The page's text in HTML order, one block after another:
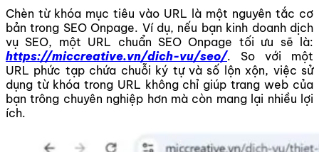
Chèn từ khóa mục tiêu vào URL là một nguyên tắc cơ
bản trong SEO Onpage. Ví dụ, nếu bạn kinh doanh dịch
vụ SEO, một URL chuẩn SEO Onpage tối ưu sẽ là:
https://miccreative.vn/dich-vu/seo/. So với một
URL phức tạp chứa chuỗi ký tự và số lộn xộn, việc sử
dụng từ khóa trong URL không chỉ giúp trang web của
bạn trông chuyên nghiệp hơn mà còn mang lại nhiều lợi
ích.